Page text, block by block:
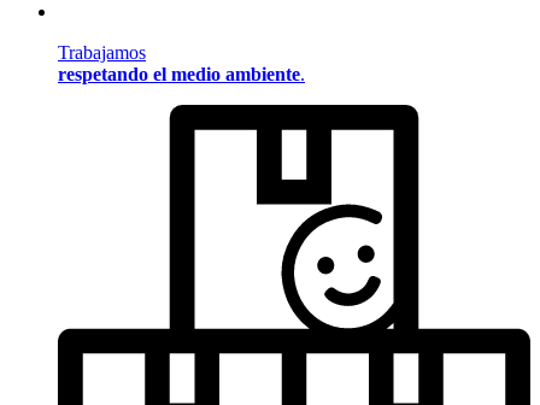
Trabajamos
respetando el medio ambiente.